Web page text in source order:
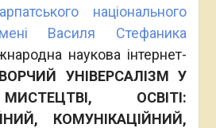
національного
Василя Стефаника
наукова інтернет-
УНІВЕРСАЛІЗМ У
ОСВІТІ:
КОМУНІКАЦІЙНИЙ,